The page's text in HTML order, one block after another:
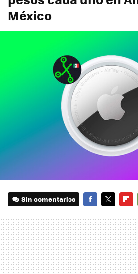
México
Sin comentarios